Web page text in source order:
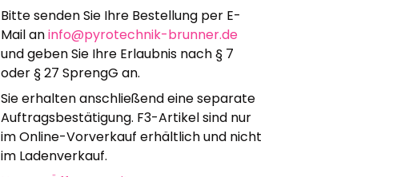
Bitte senden Sie Ihre Bestellung per E-
Mail aninfo@pyrotechnik-brunner.de
und geben Sie Ihre Erlaubnis nach § 7
oder § 27 SprengG an.
Sie erhalten anschließend eine separate
Auftragsbestätigung. F3-Artikel sind nur
im Online-Vorverkauf erhältlich und nicht
im Ladenverkauf.